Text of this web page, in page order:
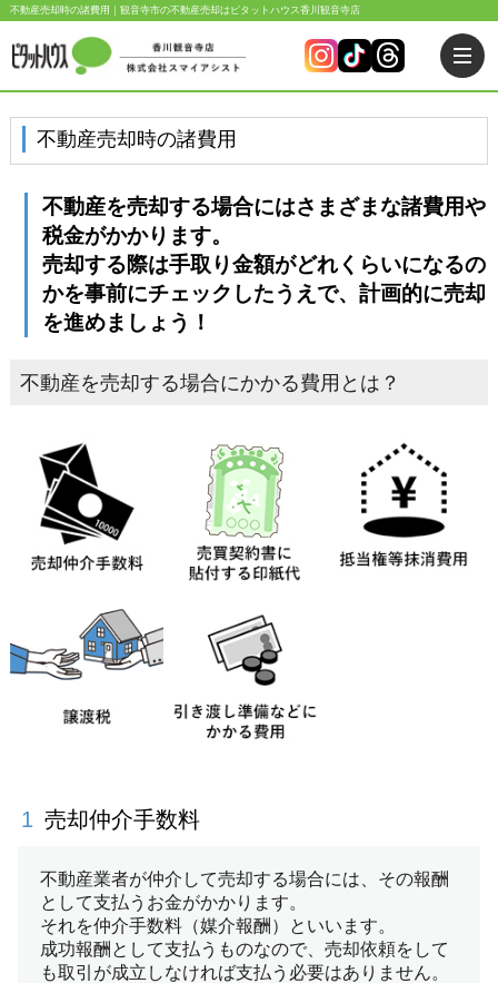
不動産売却時の諸費用｜観音寺市の不動産売却はピタットハウス香川観音寺店